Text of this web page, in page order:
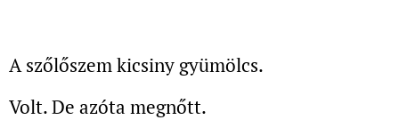
A szőlőszem kicsiny gyümölcs.
Volt. De azóta megnőtt.